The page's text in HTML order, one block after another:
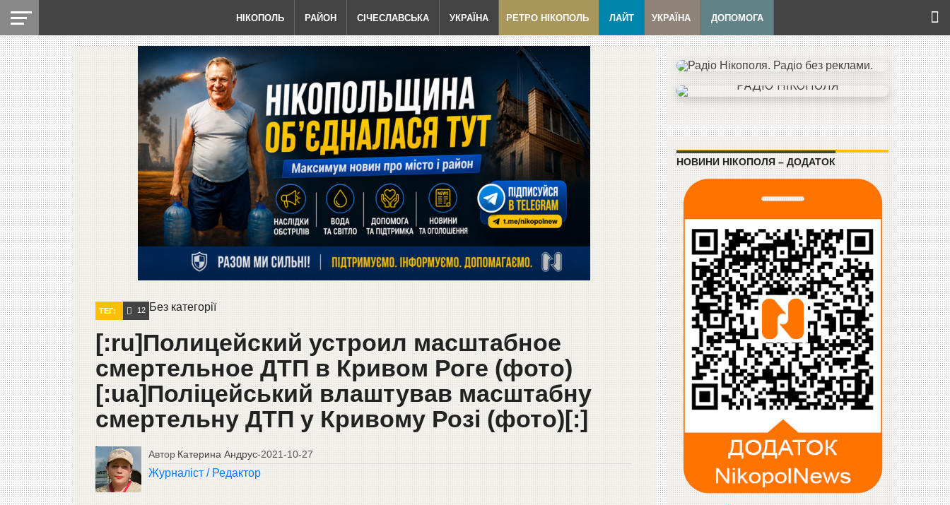
НІКОПОЛЬ РАЙОН СІЧЕСЛАВСЬКА УКРАЇНА РЕТРО НІКОПОЛЬ ЛАЙТ УКРАЇНА ДОПОМОГА
Без категорії
ТЕГ: 12
[:ru]Полицейский устроил масштабное
смертельное ДТП в Кривом Роге (фото)
[:ua]Поліцейський влаштував масштабну
смертельну ДТП у Кривому Розі (фото)[:]
Автор Катерина Андрус-2021-10-27
Журналіст / Редактор
НОВИНИ НІКОПОЛЯ – ДОДАТОК